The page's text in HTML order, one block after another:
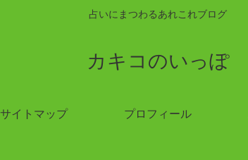
占いにまつわるあれこれブログ
カキコのいっぽ
サイトマップ プロフィール